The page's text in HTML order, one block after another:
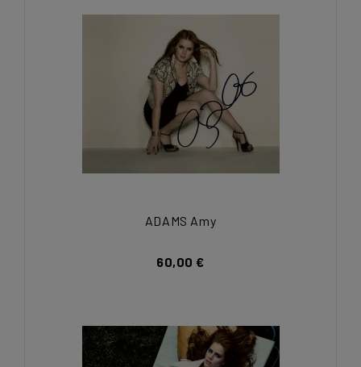
ADAMS Amy
60,00 €